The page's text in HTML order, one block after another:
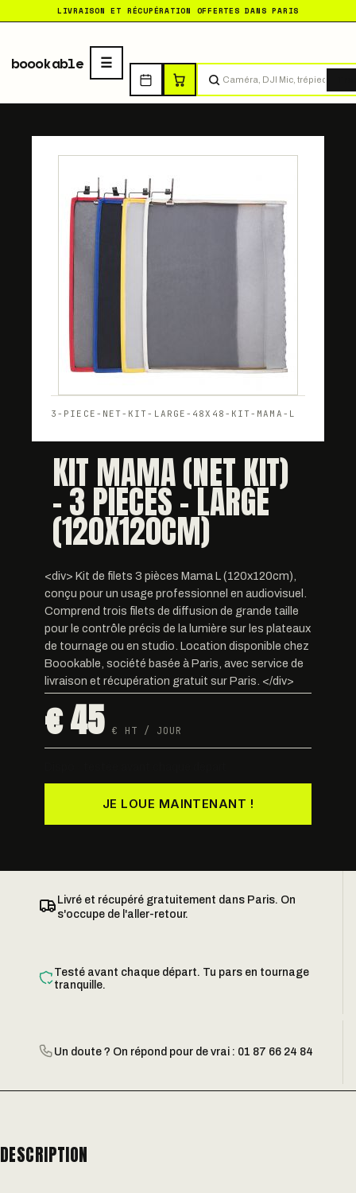
LIVRAISON ET RÉCUPÉRATION OFFERTES DANS PARIS
boookable
3-PIECE-NET-KIT-LARGE-48X48-KIT-MAMA-L
KIT MAMA (NET KIT)
- 3 PIECES - LARGE
(120X120CM)
<div> Kit de filets 3 pièces Mama L (120x120cm),
conçu pour un usage professionnel en audiovisuel.
Comprend trois filets de diffusion de grande taille
pour le contrôle précis de la lumière sur les plateaux
de tournage ou en studio. Location disponible chez
Boookable, société basée à Paris, avec service de
livraison et récupération gratuit sur Paris. </div>
€ 45 € HT / JOUR
JE LOUE MAINTENANT !
Livré et récupéré gratuitement dans Paris. On
s'occupe de l'aller-retour.
Testé avant chaque départ. Tu pars en tournage
tranquille.
Un doute ? On répond pour de vrai : 01 87 66 24 84
DESCRIPTION